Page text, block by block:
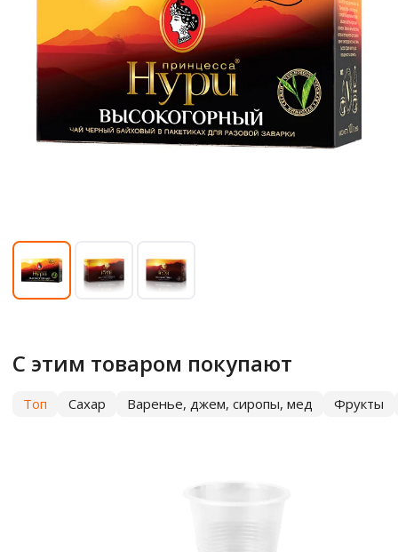
С этим товаром покупают
Топ Сахар Варенье, джем, сиропы, мед Фрукты